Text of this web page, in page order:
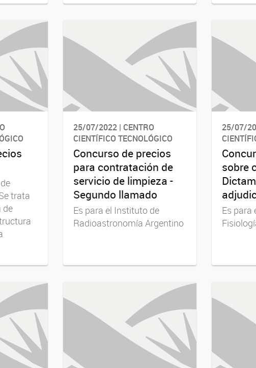
trata
de
25/07/2022 | CENTRO
CIENTÍFICO TECNOLÓGICO
Concurso de precios
para contratación de
servicio de limpieza -
Segundo llamado
Es para el Instituto de
Radioastronomía Argentino
25/07/
sobre
Es para